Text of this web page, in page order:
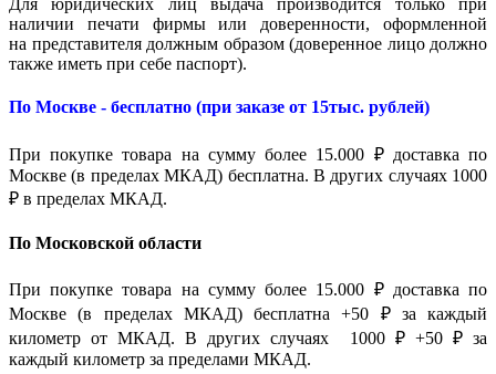
Для юридических лиц выдача производится только при
наличии печати фирмы или доверенности, оформленной
на представителя должным образом (доверенное лицо должно
также иметь при себе паспорт).
По Москве - бесплатно (при заказе от 15тыс. рублей)
При покупке товара на сумму более 15.000 ₽ доставка по
Москве (в пределах МКАД) бесплатна. В других случаях 1000
₽ в пределах МКАД.
По Московской области
При покупке товара на сумму более 15.000 ₽ доставка по
Москве (в пределах МКАД) бесплатна +50 ₽ за каждый
километр от МКАД. В других случаях 1000 ₽ +50 ₽ за
каждый километр за пределами МКАД.